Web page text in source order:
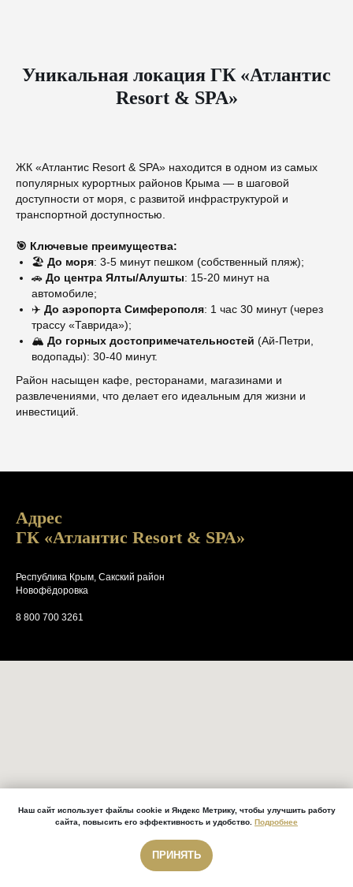
Уникальная локация ГК «Атлантис
Resort & SPA»
ЖК «Атлантис Resort & SPA» находится в одном из самых
популярных курортных районов Крыма — в шаговой
доступности от моря, с развитой инфраструктурой и
транспортной доступностью.
🎯 Ключевые преимущества:
🏖️ До моря: 3-5 минут пешком (собственный пляж);
🚗 До центра Ялты/Алушты: 15-20 минут на
автомобиле;
✈️ До аэропорта Симферополя: 1 час 30 минут (через
трассу «Таврида»);
🏔️ До горных достопримечательностей (Ай-Петри,
водопады): 30-40 минут.
Район насыщен кафе, ресторанами, магазинами и
развлечениями, что делает его идеальным для жизни и
инвестиций.
Адрес
ГК «Атлантис Resort & SPA»
Республика Крым, Сакский район
Новофёдоровка
8 800 700 3261
Звонок бесплатный
Наш сайт использует файлы cookie и Яндекс Метрику, чтобы улучшить работу
сайта, повысить его эффективность и удобство. Подробнее
ПРИНЯТЬ